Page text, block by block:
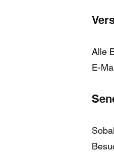
Alle
E-